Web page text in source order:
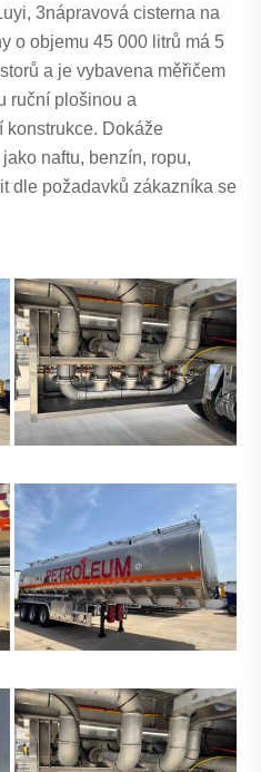
3nápravová cisterna na
o objemu 45 000 litrů má 5
a je vybavena měřičem
ruční plošinou a
konstrukce. Dokáže
naftu, benzín, ropu,
dle požadavků zákazníka se